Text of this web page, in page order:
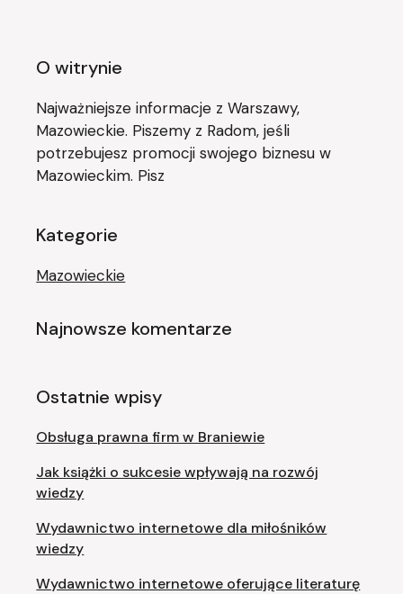
O witrynie
Najważniejsze informacje z Warszawy,
Mazowieckie. Piszemy z Radom, jeśli
potrzebujesz promocji swojego biznesu w
Mazowieckim. Pisz
Kategorie
Mazowieckie
Najnowsze komentarze
Ostatnie wpisy
Obsługa prawna firm w Braniewie
Jak książki o sukcesie wpływają na rozwój
wiedzy
Wydawnictwo internetowe dla miłośników
wiedzy
Wydawnictwo internetowe oferujące literaturę